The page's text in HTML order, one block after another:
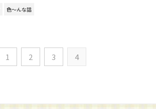
色～んな話
1 2 3 4